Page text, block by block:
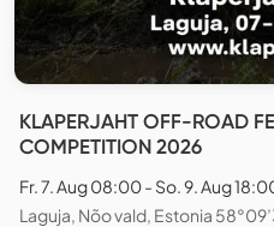
KLAPERJAHT OFF-ROAD
COMPETITION 2026
Fr. 7. Aug 08:00 - So. 9. Aug
Laguja, Nõo vald, Estonia